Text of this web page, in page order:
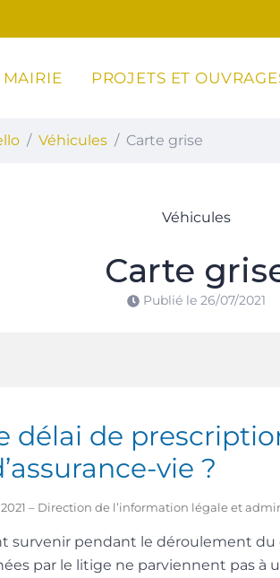
Caldarello
MAIRIE PROJETS ET
Véhicules Carte grise
Véhicules
Carte
Publié le 26/07/2021
délai de
vie ?
– Direction de l’information légale et
survenir pendant le déroulement du
par le litige ne parviennent pas à